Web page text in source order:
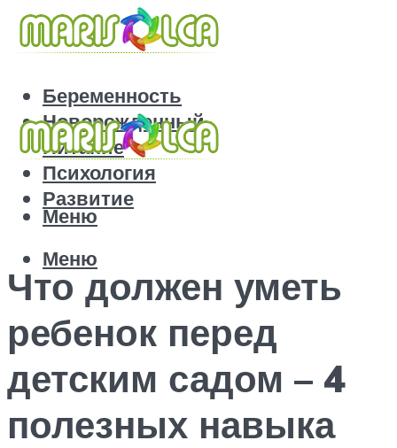
Беременность
Новорожденный
Питание
Психология
Развитие
Меню
Меню
Что должен уметь
ребенок перед
детским садом – 4
полезных навыка